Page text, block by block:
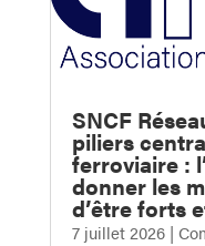
SNCF
piliers
ferroviaire :
donner les
d’être forts
7 juillet 2026|